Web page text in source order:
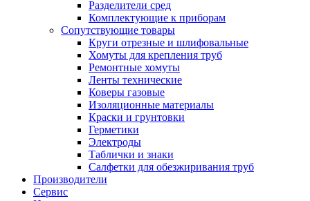
Разделители сред
Комплектующие к приборам
Сопутствующие товары
Круги отрезные и шлифовальные
Хомуты для крепления труб
Ремонтные хомуты
Ленты технические
Коверы газовые
Изоляционные материалы
Краски и грунтовки
Герметики
Электроды
Таблички и знаки
Салфетки для обезжиривания труб
Производители
Сервис